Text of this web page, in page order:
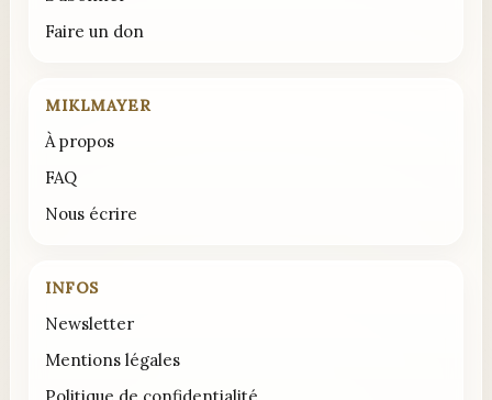
Faire un don
MIKLMAYER
À propos
FAQ
Nous écrire
INFOS
Newsletter
Mentions légales